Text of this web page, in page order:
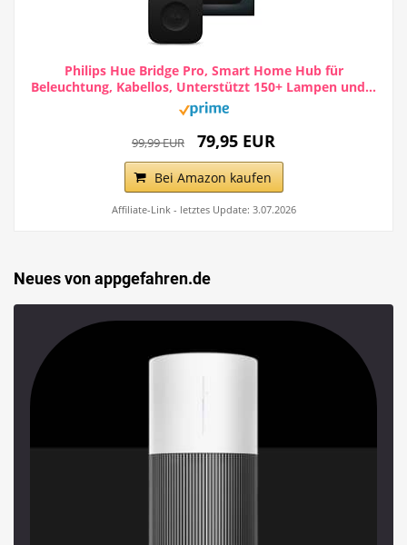
Philips Hue Bridge Pro, Smart Home Hub für
Beleuchtung, Kabellos, Unterstützt 150+ Lampen und...
99,99 EUR 79,95 EUR
Bei Amazon kaufen
Affiliate-Link - letztes Update: 3.07.2026
Neues von appgefahren.de